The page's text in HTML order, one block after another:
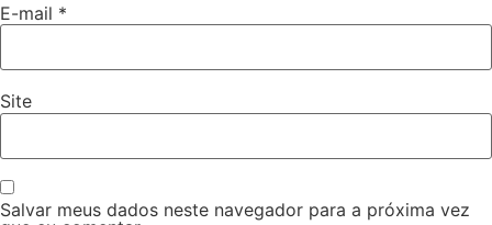
E-mail *
Site
Salvar meus dados neste navegador para a próxima vez